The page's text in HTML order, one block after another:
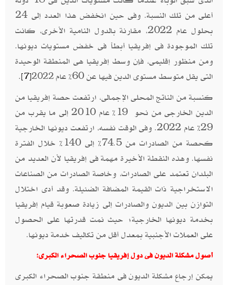
أعلى من تلك النسبة. وفى حين انخفض هذا العدد إلى 24
بحلول عام 2022، مقارنة بالدول النامية الأخرى، كانت
تلك الموجودة فى إفريقيا أبطأ فى خفض مستويات ديونها.
ومن منظور إقليمى، فإن وسط إفريقيا هى المنطقة الوحيدة
التى يقل متوسط ​​مستوى الدين فيها عن 60% عام
2022
[7]
.
كنسبة من الناتج المحلى الإجمالى، ارتفعت حصة إفريقيا من
الدين الخارجى من نحو 19% عام 2010 إلى ما يقرب من
29% عام 2022. وفى الوقت نفسه، ارتفعت ديونها الخارجية
كحصة من الصادرات من 74.5% إلى 140% خلال الفترة
نفسها. وهذه النقطة الأخيرة مهمة فى إفريقيا لأن العديد من
البلدان تعتمد على الصادرات، وخاصة الصادرات من الصناعات
الاستخراجية ذات القيمة المضافة الضئيلة. وقد أدى اختلال
التوازن بين الديون والصادرات إلى زيادة صعوبة قيام إفريقيا
بخدمة ديونها الخارجية؛ حيث نمت قدرتها على الحصول
على العملات الأجنبية بمعدل أقل من تكاليف خدمة ديونها.
أصول مشكلة الديون فى دول إفريقيا جنوب الصحراء الكبرى:
يمكن إرجاع مشكلة الديون فى منطقة جنوب الصحراء الكبرى